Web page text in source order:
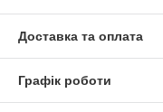
Доставка та оплата
Графік роботи